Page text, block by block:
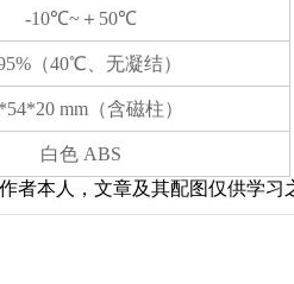
-10℃~ ＋ 50℃
（40℃ 、无凝结）
mm （含磁柱）
白色 ABS
本人，文章及其配图仅供学习